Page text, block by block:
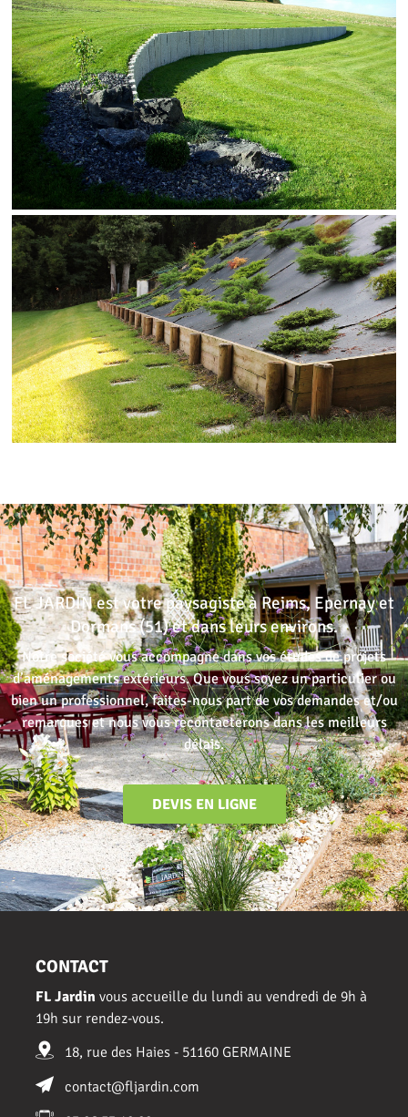
FL JARDIN est votre paysagiste à Reims, Epernay et
Dormans (51) et dans leurs environs.
Notre société vous accompagne dans vos études de projets
d’aménagements extérieurs. Que vous soyez un particulier ou
bien un professionnel, faites-nous part de vos demandes et/ou
remarques et nous vous recontacterons dans les meilleurs
délais.
DEVIS EN LIGNE
CONTACT
FL Jardin vous accueille du lundi au vendredi de 9h à
19h sur rendez-vous.
18, rue des Haies - 51160 GERMAINE
contact@fljardin.com